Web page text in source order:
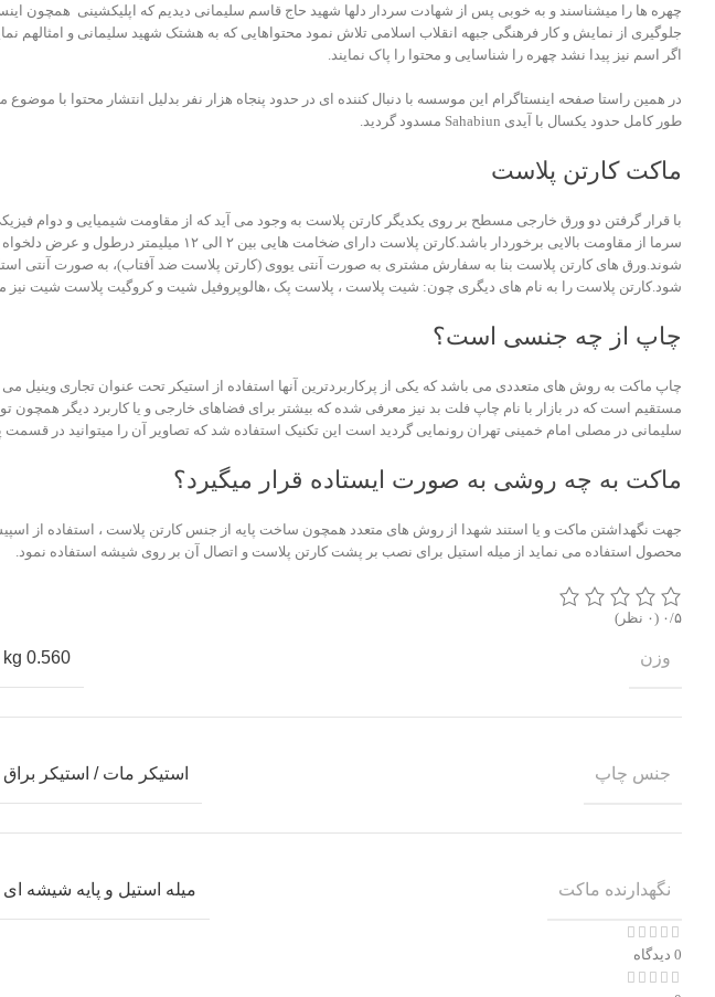
چهره ها را میشناسند و به خوبی پس از شهادت سردار دلها شهید حاج قاسم سلیمانی دیدیم که اپلیکشینی همچون
جلوگیری از نمایش و کار فرهنگی جبهه انقلاب اسلامی تلاش نمود محتواهایی که به هشتک شهید سلیمانی و امثالهم
اگر اسم نیز پیدا نشد چهره را شناسایی و محتوا را پاک نمایند.
در همین راستا صفحه اینستاگرام این موسسه با دنبال کننده ای در حدود پنجاه هزار نفر بدلیل انتشار محتوا با
طور کامل حدود یکسال با آیدی Sahabiun مسدود گردید.
ماکت کارتن پلاست
شوند.ورق های کارتن پلاست بنا به سفارش مشتری به صورت آنتی یووی (کارتن پلاست ضد آفتاب)، به صورت آنتی
شود.کارتن پلاست را به نام های دیگری چون: شیت پلاست ، پلاست پک ،هالوپروفیل شیت و کروگیت پلاست شیت نیز
چاپ از چه جنسی است؟
چاپ ماکت به روش های متعددی می باشد که یکی از پرکاربردترین آنها استفاده از استیکر تحت عنوان تجاری
مستقیم است که در بازار با نام چاپ فلت بد نیز معرفی شده که بیشتر برای فضاهای خارجی و یا کاربرد دیگر
سلیمانی در مصلی امام خمینی تهران رونمایی گردید است این تکنیک استفاده شد که تصاویر آن را میتوانید در قسمت
ماکت به چه روشی به صورت ایستاده قرار میگیرد؟
جهت نگهداشتن ماکت و یا استند شهدا از روش های متعدد همچون ساخت پایه از جنس کارتن پلاست ، استفاده از
محصول استفاده می نماید از میله استیل برای نصب بر پشت کارتن پلاست و اتصال آن بر روی شیشه استفاده نمود.
‫۰/۵ ‫(۰ نظر)
وزن 0.560 kg
جنس چاپ استیکر مات / استیکر براق
نگهدارنده ماکت میله استیل و پایه شیشه ای
0 دیدگاه